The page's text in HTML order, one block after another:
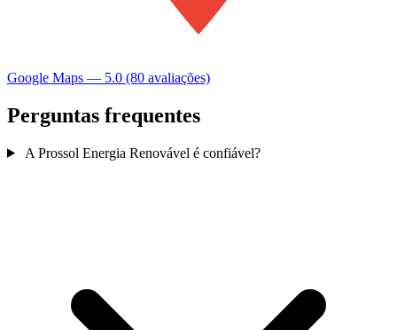
Google Maps — 5.0 (80 avaliações)
Perguntas frequentes
A Prossol Energia Renovável é confiável?